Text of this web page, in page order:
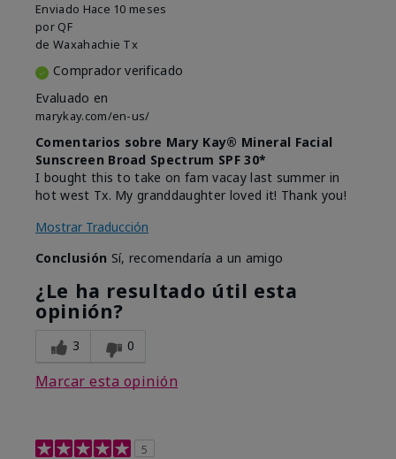
Enviado Hace 10 meses
por QF
de Waxahachie Tx
Comprador verificado
Evaluado en
marykay.com/en-us/
Comentarios sobre Mary Kay® Mineral Facial
Sunscreen Broad Spectrum SPF 30*
I bought this to take on fam vacay last summer in
hot west Tx. My granddaughter loved it! Thank you!
Mostrar Traducción
Conclusión Sí, recomendaría a un amigo
¿Le ha resultado útil esta
opinión?
3 0
Marcar esta opinión
5